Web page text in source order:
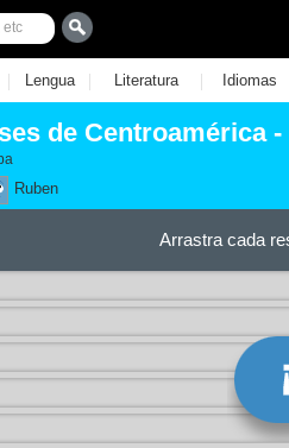
| Lengua | Literatura | Idiomas
de Centroamérica -
Ruben
Arrastra cada